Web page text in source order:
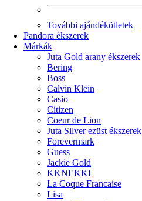
További ajándékötletek
Pandora ékszerek
Márkák
Juta Gold arany ékszerek
Bering
Boss
Calvin Klein
Casio
Citizen
Coeur de Lion
Juta Silver ezüst ékszerek
Forevermark
Guess
Jackie Gold
KKNEKKI
La Coque Francaise
Lisa